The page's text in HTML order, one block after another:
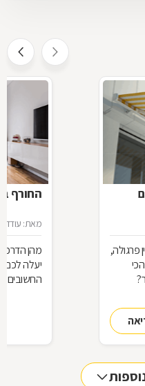
פרגולה,
החורף
מאת: עודד
מהן
יעלה לכם
החשובים